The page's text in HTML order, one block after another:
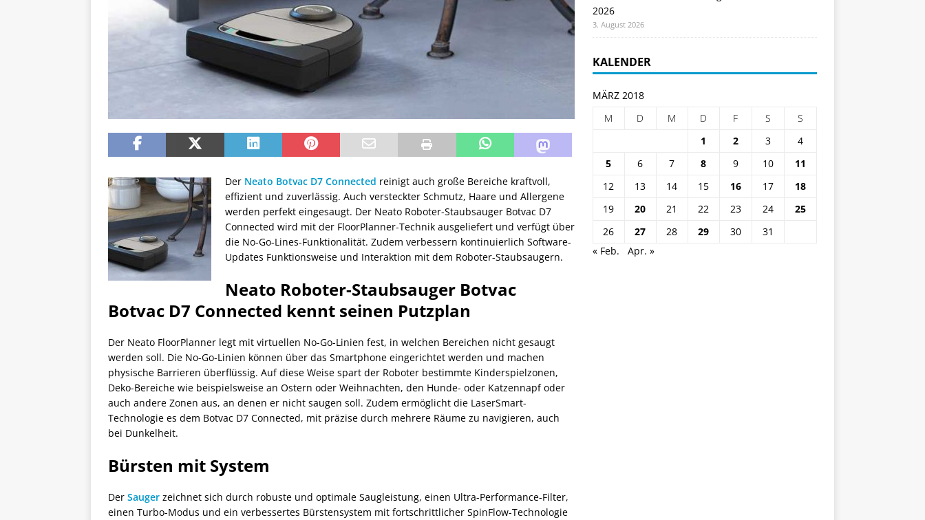
Der Neato Botvac D7 Connected reinigt auch große Bereiche kraftvoll,
effizient und zuverlässig. Auch versteckter Schmutz, Haare und Allergene
werden perfekt eingesaugt. Der Neato Roboter-Staubsauger Botvac D7
Connected wird mit der FloorPlanner-Technik ausgeliefert und verfügt über
die No-Go-Lines-Funktionalität. Zudem verbessern kontinuierlich Software-
Updates Funktionsweise und Interaktion mit dem Roboter-Staubsaugern.
Neato Roboter-Staubsauger Botvac
Botvac D7 Connected kennt seinen Putzplan
Der Neato FloorPlanner legt mit virtuellen No-Go-Linien fest, in welchen Bereichen nicht gesaugt
werden soll. Die No-Go-Linien können über das Smartphone eingerichtet werden und machen
physische Barrieren überflüssig. Auf diese Weise spart der Roboter bestimmte Kinderspielzonen,
Deko-Bereiche wie beispielsweise an Ostern oder Weihnachten, den Hunde- oder Katzennapf oder
auch andere Zonen aus, an denen er nicht saugen soll. Zudem ermöglicht die LaserSmart-
Technologie es dem Botvac D7 Connected, mit präzise durch mehrere Räume zu navigieren, auch
bei Dunkelheit.
Bürsten mit System
Der Sauger zeichnet sich durch robuste und optimale Saugleistung, einen Ultra-Performance-Filter,
einen Turbo-Modus und ein verbessertes Bürstensystem mit fortschrittlicher SpinFlow-Technologie
2026
3. August 2026
KALENDER
MÄRZ 2018
M
D M D F S
S
1
2 3
4
5
6 7 8 9 10
11
12
13 14 15 16 17
18
19
20 21 22 23 24
25
26
27 28 29 30
31
« Feb.
Apr. »